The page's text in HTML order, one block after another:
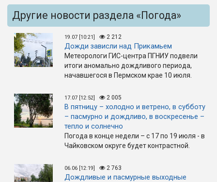
Другие новости раздела «Погода»
19.07 [10:21] 2 212
Дожди зависли над Прикамьем
Метеорологи ГИС-центра ПГНИУ подвели
итоги аномально дождливого периода,
начавшегося в Пермском крае 10 июля.
17.07 [12:52] 2 005
В пятницу – холодно и ветрено, в субботу
– пасмурно и дождливо, в воскресенье –
тепло и солнечно
Погода в конце недели – с 17 по 19 июля - в
Чайковском округе будет контрастной.
06.06 [12:19] 2 763
Дождливые и пасмурные выходные